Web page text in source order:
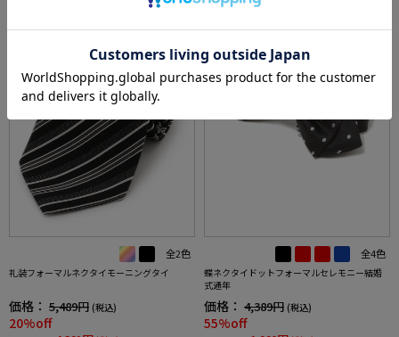
全2色
礼装フォーマルネクタイモーニングタイ
価格： 5,489円 (税込)
20%off
4
全4色
蝶ネクタイドットフォーマルセレモニー結婚
式通年
価格： 4,389円 (税込)
55%off